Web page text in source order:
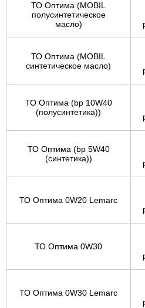
ТО Оптима (MOBIL
полусинтетическое
масло)
ТО Оптима (MOBIL
синтетическое масло)
ТО Оптима (bp 10W40
(полусинтетика))
ТО Оптима (bp 5W40
(синтетика))
ТО Оптима 0W20 Lemarc
ТО Оптима 0W30
ТО Оптима 0W30 Lemarc